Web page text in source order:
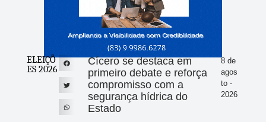
ELEIÇÕ
ES 2026
Cícero se destaca em
primeiro debate e reforça
compromisso com a
segurança hídrica do
Estado
8 de
agos
to -
2026